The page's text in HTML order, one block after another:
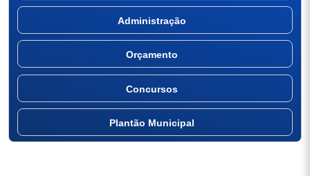
Administração
Orçamento
Concursos
Plantão Municipal